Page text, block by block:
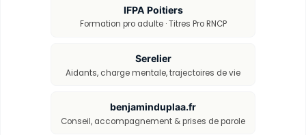
IFPA Poitiers
Formation pro adulte · Titres Pro RNCP
Serelier
Aidants, charge mentale, trajectoires de vie
benjaminduplaa.fr
Conseil, accompagnement & prises de parole